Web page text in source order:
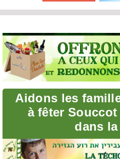
Aidons les
à fêter
dans